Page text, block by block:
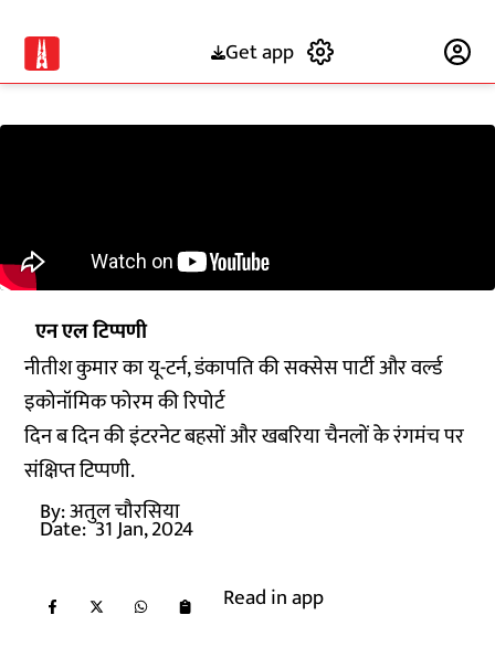
Get app
एन एल टिप्पणी
नीतीश कुमार का यू-टर्न, डंकापति की सक्सेस पार्टी और वर्ल्ड
इकोनॉमिक फोरम की रिपोर्ट
दिन ब दिन की इंटरनेट बहसों और खबरिया चैनलों के रंगमंच पर
संक्षिप्त टिप्पणी.
By:अतुल चौरसिया
Date: 31 Jan, 2024
Read in app